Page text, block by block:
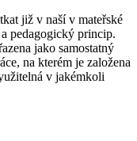
již v naší v mateřské
pedagogický princip.
jako samostatný
na kterém je založena
v jakémkoli